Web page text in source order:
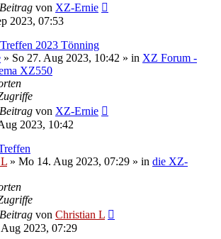
von XZ-Ernie
2023, 07:53
2023 Tönning
» So 27. Aug 2023, 10:42 » in XZ Forum -
XZ550
von XZ-Ernie
2023, 10:42
» Mo 14. Aug 2023, 07:29 » in die XZ-
von Christian L
2023, 07:29